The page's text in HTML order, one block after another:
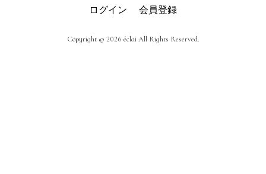
ログイン 会員登録
Copyright © 2026 éclai All Rights Reserved.